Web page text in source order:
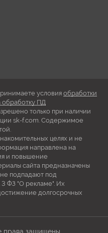
условия обработки
обработку ПД
только при наличии
sk-f.com. Содержимое
целях и не
направлена на
и повышение
сайта предназначены
подпадают под
3 ФЗ "О рекламе". Их
долгосрочных